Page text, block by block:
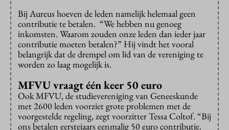
Bij Aureus hoeven de leden namelijk helemaal geen
contributie te betalen. “We hebben nu genoeg
inkomsten. Waarom zouden onze leden dan ieder jaar
contributie moeten betalen?” Hij vindt het vooral
belangrijk dat de drempel om lid van de vereniging te
worden zo laag mogelijk is.
MFVU vraagt één keer 50 euro
Ook MFVU, de studievereniging van Geneeskunde
met 2600 leden voorziet grote problemen met de
voorgestelde regeling, zegt voorzitter Tessa Coltof. “Bij
ons betalen eerstejaars eenmalig 50 euro contributie.